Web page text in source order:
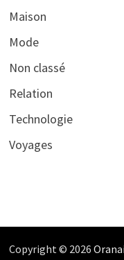
Maison
Mode
Non classé
Relation
Technologie
Voyages
Copyright © 2026